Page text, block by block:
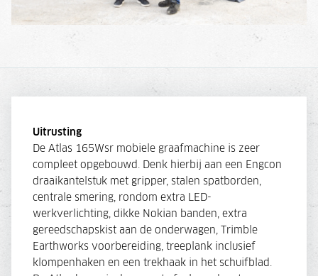
Uitrusting
De Atlas 165Wsr mobiele graafmachine is zeer
compleet opgebouwd. Denk hierbij aan een Engcon
draaikantelstuk met gripper, stalen spatborden,
centrale smering, rondom extra LED-
werkverlichting, dikke Nokian banden, extra
gereedschapskist aan de onderwagen, Trimble
Earthworks voorbereiding, treeplank inclusief
klompenhaken en een trekhaak in het schuifblad.